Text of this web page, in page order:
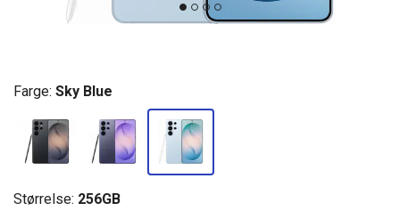
Farge: Sky Blue
Størrelse: 256GB